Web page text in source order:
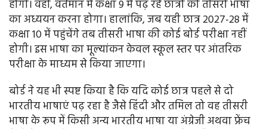
होगी। वहीं, वर्तमान में कक्षा 9 में पढ़ रहे छात्रों को तीसरी भाषा
का अध्ययन करना होगा। हालांकि, जब यही छात्र 2027-28 में
कक्षा 10 में पहुंचेंगे तब तीसरी भाषा की कोई बोर्ड परीक्षा नहीं
होगी। इस भाषा का मूल्यांकन केवल स्कूल स्तर पर आंतरिक
परीक्षा के माध्यम से किया जाएगा।
बोर्ड ने यह भी स्पष्ट किया है कि यदि कोई छात्र पहले से दो
भारतीय भाषाएं पढ़ रहा है जैसे हिंदी और तमिल तो वह तीसरी
भाषा के रूप में किसी अन्य भारतीय भाषा या अंग्रेजी अथवा फ्रेंच